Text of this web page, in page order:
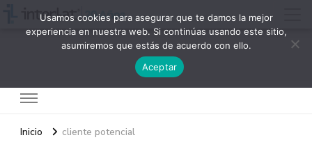
Inicio cliente potencial
Usamos cookies para asegurar que te damos la mejor
experiencia en nuestra web. Si continúas usando este sitio,
asumiremos que estás de acuerdo con ello.
Aceptar